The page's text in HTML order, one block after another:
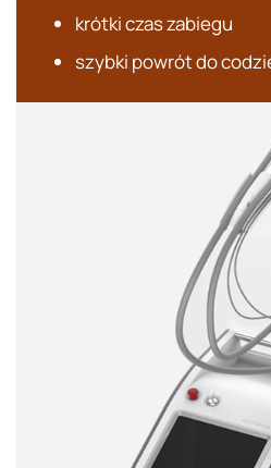
krótki czas zabiegu
szybki powrót do